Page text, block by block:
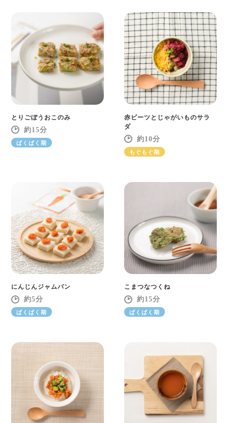
とりごぼうおこのみ
15
ぱくぱく期
赤ビーツとじゃがいものサラ
ダ
10
もぐもぐ期
にんじんジャムパン
5
ぱくぱく期
こまつなつくね
15
ぱくぱく期